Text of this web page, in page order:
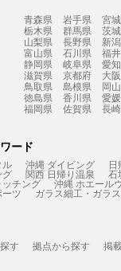
青森県 岩手県 宮
栃木県 群馬県 茨
山梨県 長野県
新
富山県 石川県
福
静岡県 岐阜県 愛
滋賀県 京都府 大
鳥取県 島根県 岡
徳島県 香川県 愛
福岡県 佐賀県 長
ード
ル 沖縄 ダイビング
グ 関西 日帰り温泉 石
チング 沖縄 ホエール
ツ ガラス細工・ガラ
す 拠点から探す 掲